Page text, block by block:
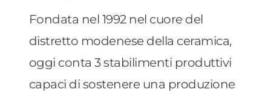
Fondata nel 1992 nel cuore del
distretto modenese della ceramica,
oggi conta 3 stabilimenti produttivi
capaci di sostenere una produzione